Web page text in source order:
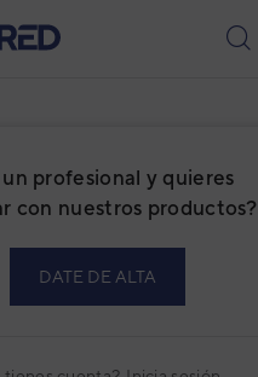
un profesional y quieres
con nuestros productos?
DATE DE ALTA